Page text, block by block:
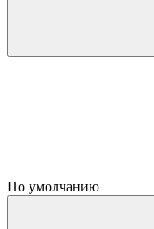
По умолчанию